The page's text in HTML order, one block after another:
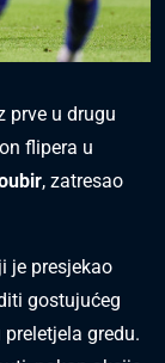
prve u drugu
flipera u
, zatresao
je presjekao
gostujućeg
gredu.